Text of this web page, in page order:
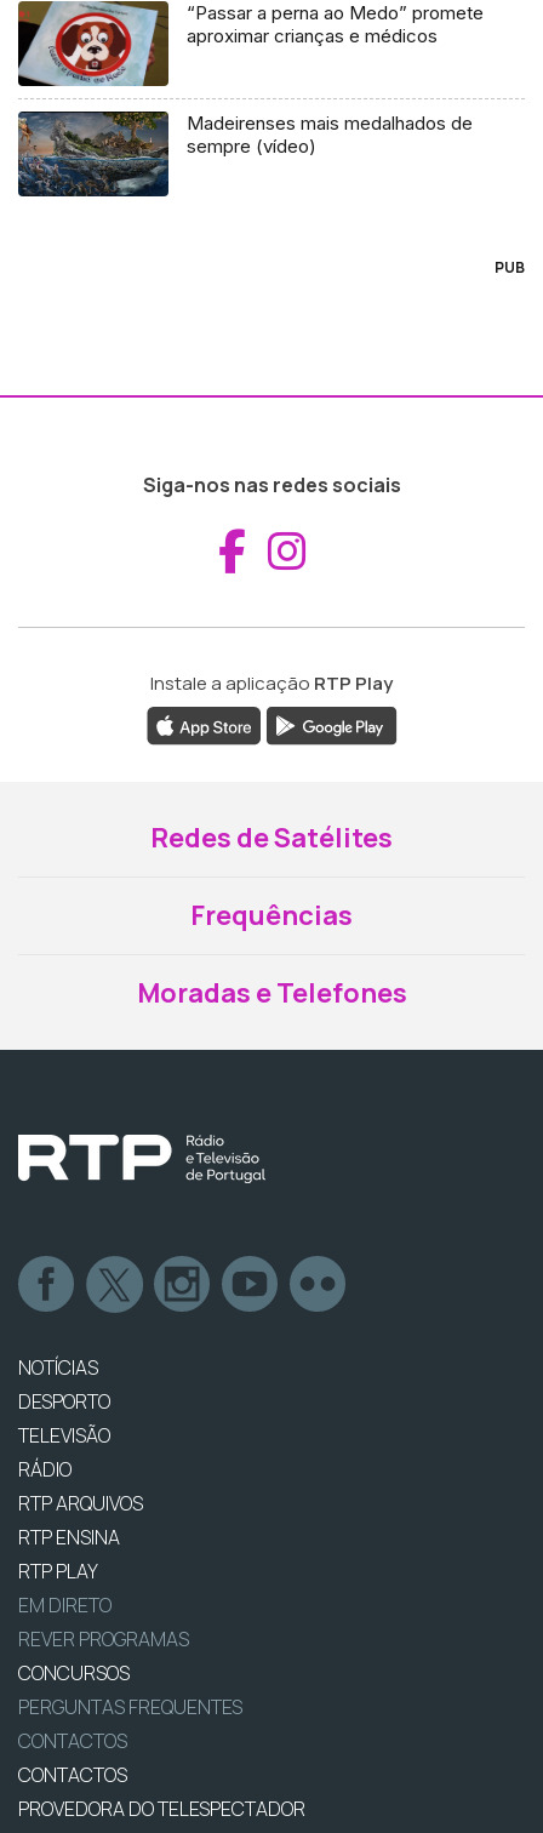
“Passar a perna ao Medo” promete
aproximar crianças e médicos
Madeirenses mais medalhados de
sempre (vídeo)
PUB
Siga-nos nas redes sociais
Aceder ao
Instale a aplicação RTP Play
Redes de Satélites
Frequências
Moradas e Telefones
NOTÍCIAS
DESPORTO
TELEVISÃO
RÁDIO
RTP ARQUIVOS
RTP ENSINA
RTP PLAY
EM DIRETO
REVER PROGRAMAS
CONCURSOS
PERGUNTAS FREQUENTES
CONTACTOS
CONTACTOS
PROVEDORA DO TELESPECTADOR